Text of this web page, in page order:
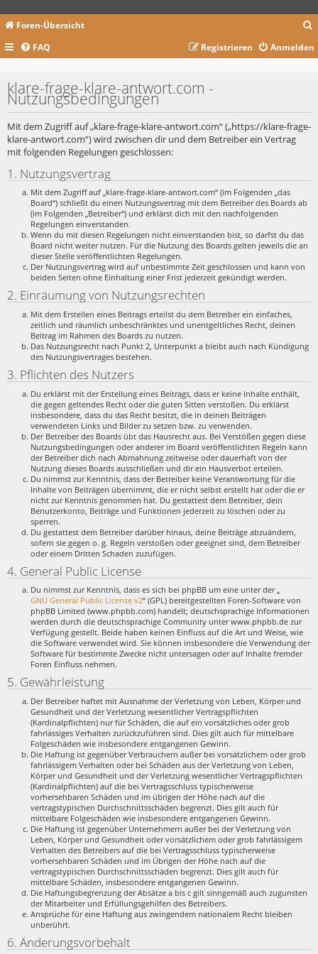
Foren-Übersicht
c
FAQ Anmelden
Registrieren
klare-frage-klare-antwort.com -
Nutzungsbedingungen
Mit dem Zugriff auf „klare-frage-klare-antwort.com“ („https://klare-frage-
klare-antwort.com“) wird zwischen dir und dem Betreiber ein Vertrag
mit folgenden Regelungen geschlossen:
1. Nutzungsvertrag
Mit dem Zugriff auf „klare-frage-klare-antwort.com“ (im Folgenden „das
Board“) schließt du einen Nutzungsvertrag mit dem Betreiber des Boards ab
(im Folgenden „Betreiber“) und erklärst dich mit den nachfolgenden
Regelungen einverstanden.
Wenn du mit diesen Regelungen nicht einverstanden bist, so darfst du das
Board nicht weiter nutzen. Für die Nutzung des Boards gelten jeweils die an
dieser Stelle veröffentlichten Regelungen.
Der Nutzungsvertrag wird auf unbestimmte Zeit geschlossen und kann von
beiden Seiten ohne Einhaltung einer Frist jederzeit gekündigt werden.
2. Einräumung von Nutzungsrechten
Mit dem Erstellen eines Beitrags erteilst du dem Betreiber ein einfaches,
zeitlich und räumlich unbeschränktes und unentgeltliches Recht, deinen
Beitrag im Rahmen des Boards zu nutzen.
Das Nutzungsrecht nach Punkt 2, Unterpunkt a bleibt auch nach Kündigung
des Nutzungsvertrages bestehen.
3. Pflichten des Nutzers
Du erklärst mit der Erstellung eines Beitrags, dass er keine Inhalte enthält,
die gegen geltendes Recht oder die guten Sitten verstoßen. Du erklärst
insbesondere, dass du das Recht besitzt, die in deinen Beiträgen
verwendeten Links und Bilder zu setzen bzw. zu verwenden.
Der Betreiber des Boards übt das Hausrecht aus. Bei Verstößen gegen diese
Nutzungsbedingungen oder anderer im Board veröffentlichten Regeln kann
der Betreiber dich nach Abmahnung zeitweise oder dauerhaft von der
Nutzung dieses Boards ausschließen und dir ein Hausverbot erteilen.
Du nimmst zur Kenntnis, dass der Betreiber keine Verantwortung für die
Inhalte von Beiträgen übernimmt, die er nicht selbst erstellt hat oder die er
nicht zur Kenntnis genommen hat. Du gestattest dem Betreiber, dein
Benutzerkonto, Beiträge und Funktionen jederzeit zu löschen oder zu
sperren.
Du gestattest dem Betreiber darüber hinaus, deine Beiträge abzuändern,
sofern sie gegen o. g. Regeln verstoßen oder geeignet sind, dem Betreiber
oder einem Dritten Schaden zuzufügen.
4. General Public License
Du nimmst zur Kenntnis, dass es sich bei phpBB um eine unter der „
GNU General Public License v2“ (GPL) bereitgestellten Foren-Software von
phpBB Limited (www.phpbb.com) handelt; deutschsprachige Informationen
werden durch die deutschsprachige Community unter www.phpbb.de zur
Verfügung gestellt. Beide haben keinen Einfluss auf die Art und Weise, wie
die Software verwendet wird. Sie können insbesondere die Verwendung der
Software für bestimmte Zwecke nicht untersagen oder auf Inhalte fremder
Foren Einfluss nehmen.
5. Gewährleistung
Der Betreiber haftet mit Ausnahme der Verletzung von Leben, Körper und
Gesundheit und der Verletzung wesentlicher Vertragspflichten
(Kardinalpflichten) nur für Schäden, die auf ein vorsätzliches oder grob
fahrlässiges Verhalten zurückzuführen sind. Dies gilt auch für mittelbare
Folgeschäden wie insbesondere entgangenen Gewinn.
Die Haftung ist gegenüber Verbrauchern außer bei vorsätzlichem oder grob
fahrlässigem Verhalten oder bei Schäden aus der Verletzung von Leben,
Körper und Gesundheit und der Verletzung wesentlicher Vertragspflichten
(Kardinalpflichten) auf die bei Vertragsschluss typischerweise
vorhersehbaren Schäden und im übrigen der Höhe nach auf die
vertragstypischen Durchschnittsschäden begrenzt. Dies gilt auch für
mittelbare Folgeschäden wie insbesondere entgangenen Gewinn.
Die Haftung ist gegenüber Unternehmern außer bei der Verletzung von
Leben, Körper und Gesundheit oder vorsätzlichem oder grob fahrlässigem
Verhalten des Betreibers auf die bei Vertragsschluss typischerweise
vorhersehbaren Schäden und im Übrigen der Höhe nach auf die
vertragstypischen Durchschnittsschäden begrenzt. Dies gilt auch für
mittelbare Schäden, insbesondere entgangenen Gewinn.
Die Haftungsbegrenzung der Absätze a bis c gilt sinngemäß auch zugunsten
der Mitarbeiter und Erfüllungsgehilfen des Betreibers.
Ansprüche für eine Haftung aus zwingendem nationalem Recht bleiben
unberührt.
6. Änderungsvorbehalt